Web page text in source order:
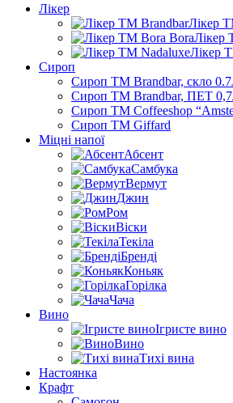
Лікер
Лікер
Лікер
Лікер
Сироп
Сироп TM Brandbar, скло
Сироп TM Brandbar, ПЕТ
Сироп TM Coffeeshop
Сироп TM Giffard
Міцні напої
Абсент
Самбука
Вермут
Джин
Ром
Віски
Текіла
Бренді
Коньяк
Горілка
Чача
Вино
Ігристе вино
Вино
Тихі вина
Настоянка
Крафт